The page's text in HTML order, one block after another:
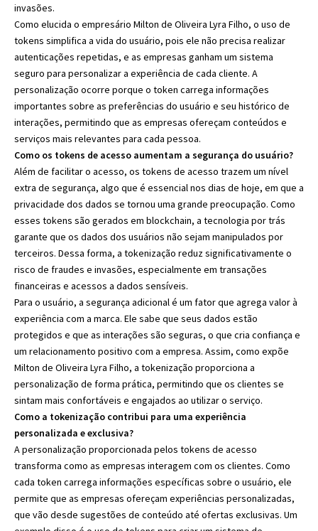
invasões.
Como elucida o empresário Milton de Oliveira Lyra Filho, o uso de
tokens simplifica a vida do usuário, pois ele não precisa realizar
autenticações repetidas, e as empresas ganham um sistema
seguro para personalizar a experiência de cada cliente. A
personalização ocorre porque o token carrega informações
importantes sobre as preferências do usuário e seu histórico de
interações, permitindo que as empresas ofereçam conteúdos e
serviços mais relevantes para cada pessoa.
Como os tokens de acesso aumentam a segurança do usuário?
Além de facilitar o acesso, os tokens de acesso trazem um nível
extra de segurança, algo que é essencial nos dias de hoje, em que a
privacidade dos dados se tornou uma grande preocupação. Como
esses tokens são gerados em blockchain, a tecnologia por trás
garante que os dados dos usuários não sejam manipulados por
terceiros. Dessa forma, a tokenização reduz significativamente o
risco de fraudes e invasões, especialmente em transações
financeiras e acessos a dados sensíveis.
Para o usuário, a segurança adicional é um fator que agrega valor à
experiência com a marca. Ele sabe que seus dados estão
protegidos e que as interações são seguras, o que cria confiança e
um relacionamento positivo com a empresa. Assim, como expõe
Milton de Oliveira Lyra Filho, a tokenização proporciona a
personalização de forma prática, permitindo que os clientes se
sintam mais confortáveis e engajados ao utilizar o serviço.
Como a tokenização contribui para uma experiência
personalizada e exclusiva?
A personalização proporcionada pelos tokens de acesso
transforma como as empresas interagem com os clientes. Como
cada token carrega informações específicas sobre o usuário, ele
permite que as empresas ofereçam experiências personalizadas,
que vão desde sugestões de conteúdo até ofertas exclusivas. Um